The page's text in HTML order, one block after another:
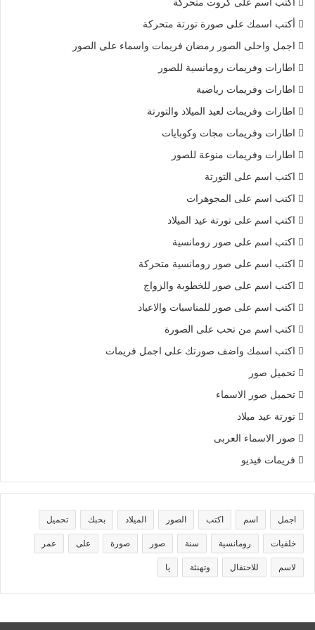
أكتب اسمك على صورة تورتة متحركة
اجمل واحلى الصور رمضان فريمات واسماء على الصور
اطارات وفريمات رومانسية للصور
اطارات وفريمات رياضية
اطارات وفريمات لعيد الميلاد والتورتة
اطارات وفريمات مجات وكوبايات
اطارات وفريمات منوعة للصور
اكتب اسم على التورتة
اكتب اسم على المجوهرات
اكتب اسم على تورتة عيد الميلاد
اكتب اسم على صور رومانسية
اكتب اسم على صور رومانسية متحركة
اكتب اسم على صور للخطوبة والزواج
اكتب اسم على صور للمناسبات والاعياد
اكتب اسم من تحب على الصورة
اكتب اسمك واضف صورتك على اجمل فريمات
تحميل صور
تحميل صور الاسماء
تورتة عيد ميلاد
صور الاسماء العربى
فريمات فيديو
اجمل اسم اكتب الصور الميلاد بحبك تحميل
خلفيات رومانسية سنة صور صورة على عمر
لاسم للاحتفال وتهنئة يا